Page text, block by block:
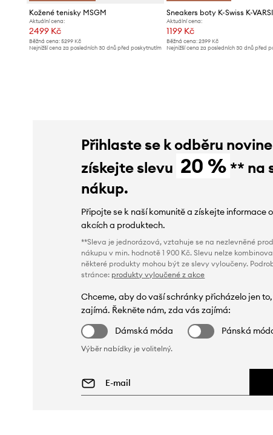
Kožené tenisky MSGM
Aktuální cena:
2499 Kč
Běžná cena: 5299 Kč
Nejnižší cena za posledních 30 dnů před poskytnutím
Sneakers boty K-Swiss K-
Aktuální cena:
1199 Kč
Běžná cena:2399 Kč
Nejnižší cena za posledních 30 dnů před
Přihlaste se k odběru
získejte slevu 20 % ** na
nákup.
Připojte se k naší komunitě a získejte informace
akcích a produktech.
**Sleva je jednorázová, vztahuje se na nezlevněné
nákupu v min. hodnotě 1 900 Kč. Slevu nelze
některé produkty mohou být ze slevy vyloučeny.
stránce: produkty vyloučené z akce
Chceme, aby do vaší schránky přicházelo jen
zajímá. Řekněte nám, zda vás zajímá:
Dámská móda
Pánská
Výběr nabídky je volitelný.